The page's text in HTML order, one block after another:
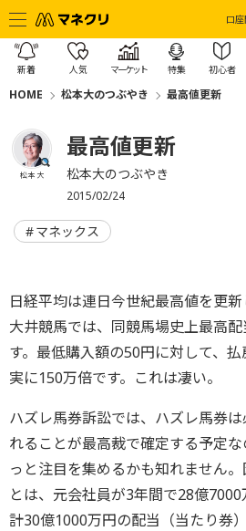
口
新着 人気 マーケット 特集 初心者
HOME 松本大のつぶやき 最高値更新
松本 大
最高値更新
松本大のつぶやき
2015/02/24
マネックス
日経平均は連日今世紀最高値を更
大井競馬では、同競馬場史上最高
す。最低購入額の50円に対して、払
実に150万倍です。これは凄い。
ハズレ馬券訴訟では、ハズレ馬券
れることが最高裁で確定する予定
っと注目を集めるかも知れません
とは、元会社員が3年間で28億7000
計30億1000万円の配当（当たり券